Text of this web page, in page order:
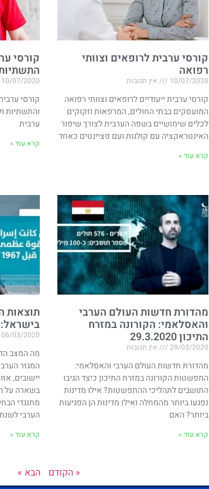
קורסי ערבית לרופאים וצוותי
רפואה
10/07/2020 אין תגובות
קורסי ערבית ייעודיים לרופאים וצוותי רפואה
המועסקים בבתי החולים, המרפאות וזקוקים
לכלים שימושיים בשפה הערבית לצורך שיפור
האינטראקציה עם קולגות ועם פציינטים כאחד
קרא עוד »
קורסי
10/07/2020
קורסי
והתשתיות
ערבית
קרא עוד »
מהדורת חדשות העולם הערבי
והאסלאמי: הקורונה במזרח
התיכון 29.3.2020
29/03/2020 אין תגובות
מהדורת חדשות העולם הערבי והאסלאמי:
התפשטות הקורונה במזרח התיכון כיצד הגיבו
התושבים לתהליכי ההתפשטות? אילו מדינות
נפגעו ביותר מהמחלה ואילו מדינות הן הפגיעות
ביותר? האם
קרא עוד »
תוצאות
בישראל:
06/03/2020
מה המצב
המגזר
יישובים,
בשארה על
מתנגדי
הערבי לשנת 2020
קרא עוד »
« הקודם הבא »